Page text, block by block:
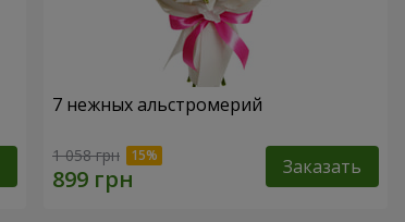
7 нежных альстромерий
1 058 грн Заказать